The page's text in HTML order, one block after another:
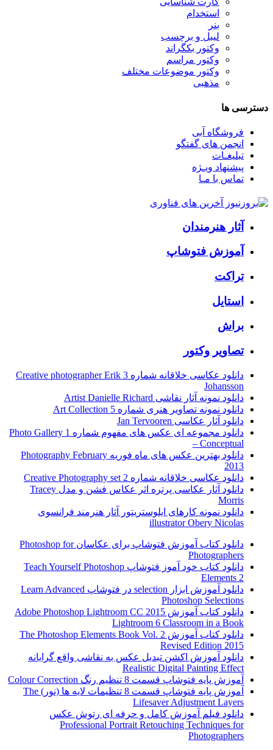
استخدام
بنر
لیبل و برچسب
وکتور بکگراند
وکتور مراسم
وکتور موضوعات مختلف
مذهبی
دسترسی ها
فروشگاه آبی
انجمن های گفتگو
تبلیغـات
پیشنهاد ویـژه
تماس با مـا
آثار هنرمندان
آموزش فتوشاپ
تراکت
استایل
براش
تصاویر وکتور
دانلود عکاسی خلاقانه شماره 3 Creative photographer Erik
Johansson
دانلود نمونه آثار نقاشی Artist Danielle Richard
دانلود نمونه تصاویر هنری شماره 5 Art Collection
دانلود آثار عکاسی Jan Tervooren
دانلود مجموعه ای عکس های مفهوم شماره 1 Photo Gallery
– Conceptual
دانلود بهترین عکس های ماه فوریه Photography February
2013
دانلود عکاسی خلاقانه شماره 2 Creative Photography set
دانلود آثار عکاسی پرتره اثر عکاس فشن و مدل Tracey
Morris
دانلود نمونه کارهای ایلوستریتور آثار هنرمند فرانسوی
illustrator Obery Nicolas
دانلود کتاب آموزش فتوشاپ برای عکاسان Photoshop for
Photographers
دانلود کتاب خود آموز فتوشاپ Teach Yourself Photoshop
Elements 2
دانلود آموزش ابزار selection در فتوشاپ Learn Advanced
Photoshop Selections
دانلود کتاب آموزش Adobe Photoshop Lightroom CC 2015
Lightroom 6 Classroom in a Book
دانلود کتاب آموزش The Photoshop Elements Book Vol. 2
Revised Edition 2015
دانلود آموزش اکشن تبدیل عکس به نقاشی واقع گرایانه
Realistic Digital Painting Effect
آموزش پایه فتوشاپ قسمت 8 تنظیم رنگ Colour Correction
آموزش پایه فتوشاپ قسمت 8 تنظیمات لایه ها (نور) The
Lifesaver Adjustment Layers
دانلود فیلم آموزش کامل و حرفه ای رتوش عکس
Professional Portrait Retouching Techniques for
Photographers